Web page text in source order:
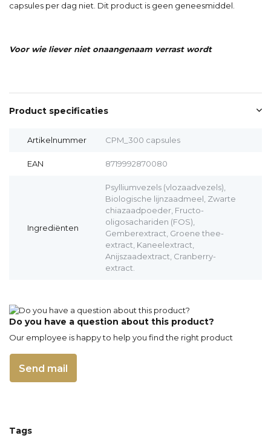
capsules per dag niet. Dit product is geen geneesmiddel.
Voor wie liever niet onaangenaam verrast wordt
Product specificaties
Artikelnummer CPM_300 capsules
EAN 8719992870080
Ingrediënten
Psylliumvezels (vlozaadvezels),
Biologische lijnzaadmeel, Zwarte
chiazaadpoeder, Fructo-
oligosachariden (FOS),
Gemberextract, Groene thee-
extract, Kaneelextract,
Anijszaadextract, Cranberry-
extract.
Do you have a question about this product?
Our employee is happy to help you find the right product
Send mail
Tags